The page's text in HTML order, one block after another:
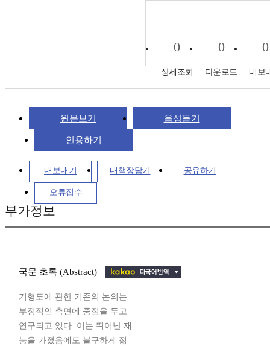
0
상세조회
0
다운로드
0
내보
원문보기 음성듣기
인용하기
내보내기 내책장담기 공유하기
오류접수
부가정보
국문 초록 (Abstract)
기형도에 관한 기존의 논의는
부정적인 측면에 중점을 두고
연구되고 있다. 이는 뛰어난 재
능을 가졌음에도 불구하게 젊